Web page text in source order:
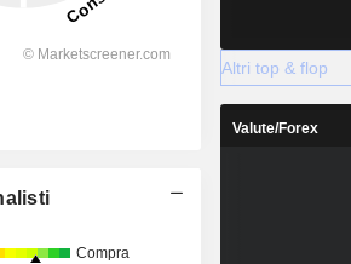
Compra
Altri top & flop
Valute/Forex